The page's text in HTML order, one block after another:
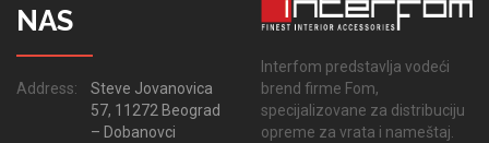
NAS
Address:
Steve Jovanovica
57, 11272 Beograd
– Dobanovci
Interfom predstavlja vodeći
brend firme Fom,
specijalizovane za distribuciju
opreme za vrata i nameštaj.